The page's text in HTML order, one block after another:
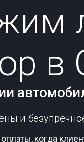
в
и
когда